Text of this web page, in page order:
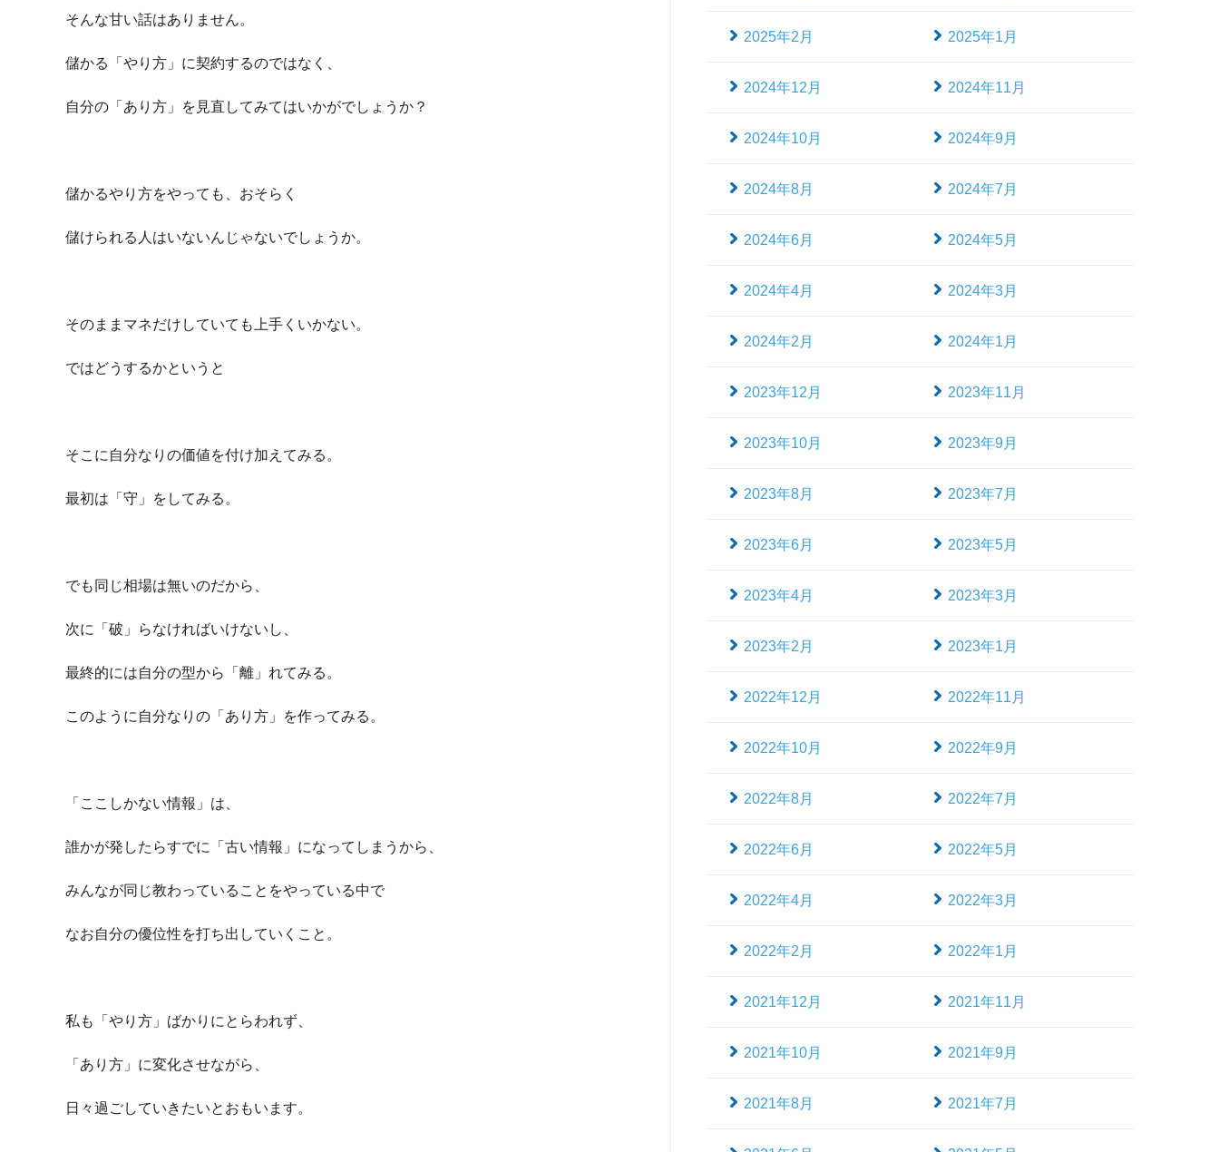
そんな甘い話はありません。
儲かる「やり方」に契約するのではなく、
自分の「あり方」を見直してみてはいかがでしょうか？
儲かるやり方をやっても、おそらく
儲けられる人はいないんじゃないでしょうか。
そのままマネだけしていても上手くいかない。
ではどうするかというと
そこに自分なりの価値を付け加えてみる。
最初は「守」をしてみる。
でも同じ相場は無いのだから、
次に「破」らなければいけないし、
最終的には自分の型から「離」れてみる。
このように自分なりの「あり方」を作ってみる。
「ここしかない情報」は、
誰かが発したらすでに「古い情報」になってしまうから、
みんなが同じ教わっていることをやっている中で
なお自分の優位性を打ち出していくこと。
私も「やり方」ばかりにとらわれず、
「あり方」に変化させながら、
日々過ごしていきたいとおもいます。
2025年2月 2025年1月
2024年12月 2024年11月
2024年10月 2024年9月
2024年8月 2024年7月
2024年6月 2024年5月
2024年4月 2024年3月
2024年2月 2024年1月
2023年12月 2023年11月
2023年10月 2023年9月
2023年8月 2023年7月
2023年6月 2023年5月
2023年4月 2023年3月
2023年2月 2023年1月
2022年12月 2022年11月
2022年10月 2022年9月
2022年8月 2022年7月
2022年6月 2022年5月
2022年4月 2022年3月
2022年2月 2022年1月
2021年12月 2021年11月
2021年10月 2021年9月
2021年8月 2021年7月